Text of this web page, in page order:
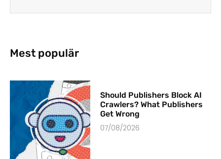
Mest populär
Should Publishers Block AI
Crawlers? What Publishers
Get Wrong
07/08/2026